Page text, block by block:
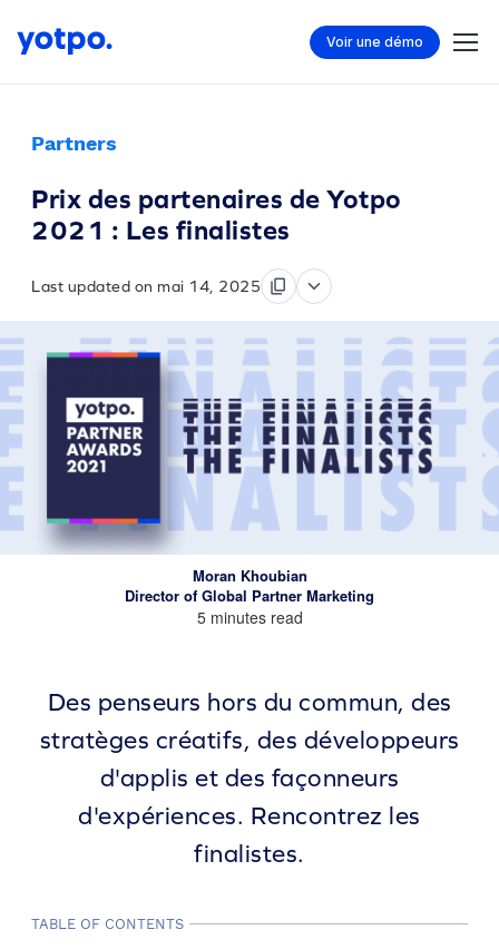
Voir une démo
Partners
Prix des partenaires de Yotpo
2021 : Les finalistes
Last updated on mai 14, 2025
Moran Khoubian
Director of Global Partner Marketing
5 minutes read
Des penseurs hors du commun, des
stratèges créatifs, des développeurs
d'applis et des façonneurs
d'expériences. Rencontrez les
finalistes.
TABLE OF CONTENTS